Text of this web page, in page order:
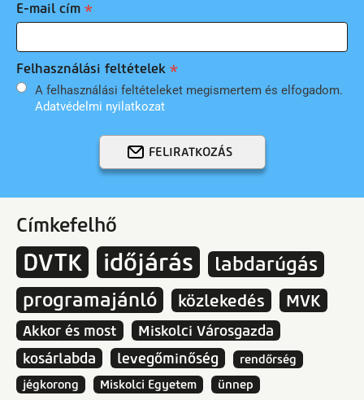
E-mail cím
Felhasználási feltételek
A felhasználási feltételeket megismertem és elfogadom.
Adatvédelmi nyilatkozat
FELIRATKOZÁS
Címkefelhő
DVTK időjárás
labdarúgás
programajánló
közlekedés MVK
Akkor és most
Miskolci Városgazda
kosárlabda
levegőminőség
rendőrség
jégkorong
Miskolci Egyetem
ünnep